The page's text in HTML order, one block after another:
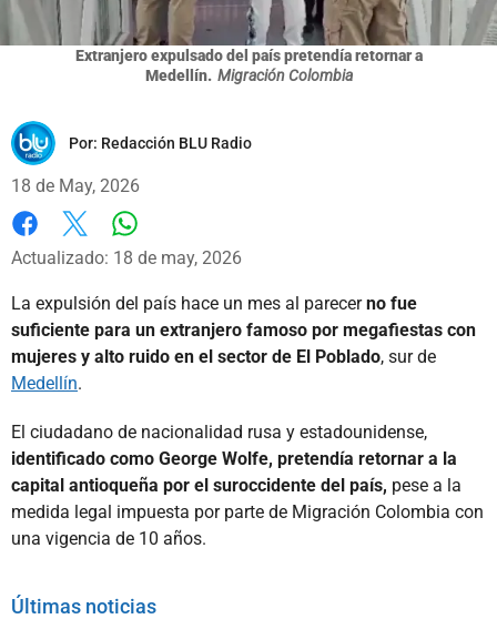
Extranjero expulsado del país pretendía retornar a
Medellín. Migración Colombia
Por: Redacción BLU Radio
18 de May, 2026
Facebook
X
Actualizado: 18 de may, 2026
La expulsión del país hace un mes al parecerno fue
suficiente para un extranjero famoso por megafiestas con
mujeres y alto ruido en el sector de El Poblado, sur de
Medellín.
El ciudadano de nacionalidad rusa y estadounidense,
identificado como George Wolfe, pretendía retornar a la
capital antioqueña por el suroccidente del país, pese a la
medida legal impuesta por parte de Migración Colombia con
una vigencia de 10 años.
Últimas noticias